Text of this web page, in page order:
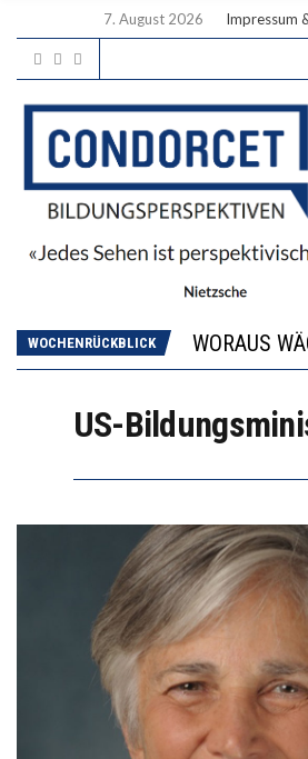
7. August 2026 Impressum
WOCHENRÜCKBLICK
US-